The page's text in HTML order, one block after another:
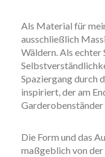
Als Material für
ausschließlich
Wäldern. Als echter
Spaziergang durch
inspiriert, der am
Die Form und das
maßgeblich von